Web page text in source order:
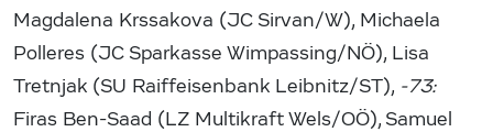
Magdalena Krssakova (JC Sirvan/W), Michaela
Polleres (JC Sparkasse Wimpassing/NÖ), Lisa
Tretnjak (SU Raiffeisenbank Leibnitz/ST), -73:
Firas Ben-Saad (LZ Multikraft Wels/OÖ), Samuel